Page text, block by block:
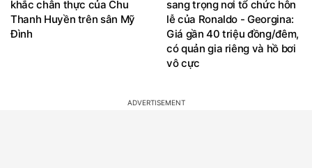
khắc chân thực của Chu
Thanh Huyền trên sân Mỹ
Đình
sang trọng nơi tổ chức hôn
lễ của Ronaldo - Georgina:
Giá gần 40 triệu đồng/đêm,
có quản gia riêng và hồ bơi
vô cực